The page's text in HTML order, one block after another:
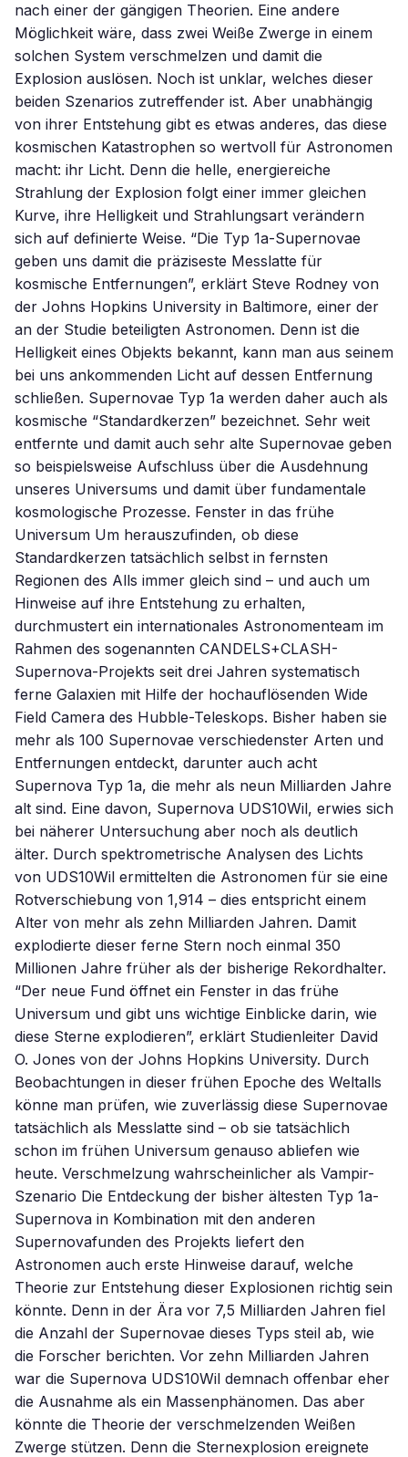
nach einer der gängigen Theorien. Eine andere
Möglichkeit wäre, dass zwei Weiße Zwerge in einem
solchen System verschmelzen und damit die
Explosion auslösen. Noch ist unklar, welches dieser
beiden Szenarios zutreffender ist. Aber unabhängig
von ihrer Entstehung gibt es etwas anderes, das diese
kosmischen Katastrophen so wertvoll für Astronomen
macht: ihr Licht. Denn die helle, energiereiche
Strahlung der Explosion folgt einer immer gleichen
Kurve, ihre Helligkeit und Strahlungsart verändern
sich auf definierte Weise. “Die Typ 1a-Supernovae
geben uns damit die präziseste Messlatte für
kosmische Entfernungen”, erklärt Steve Rodney von
der Johns Hopkins University in Baltimore, einer der
an der Studie beteiligten Astronomen. Denn ist die
Helligkeit eines Objekts bekannt, kann man aus seinem
bei uns ankommenden Licht auf dessen Entfernung
schließen. Supernovae Typ 1a werden daher auch als
kosmische “Standardkerzen” bezeichnet. Sehr weit
entfernte und damit auch sehr alte Supernovae geben
so beispielsweise Aufschluss über die Ausdehnung
unseres Universums und damit über fundamentale
kosmologische Prozesse. Fenster in das frühe
Universum Um herauszufinden, ob diese
Standardkerzen tatsächlich selbst in fernsten
Regionen des Alls immer gleich sind – und auch um
Hinweise auf ihre Entstehung zu erhalten,
durchmustert ein internationales Astronomenteam im
Rahmen des sogenannten CANDELS+CLASH-
Supernova-Projekts seit drei Jahren systematisch
ferne Galaxien mit Hilfe der hochauflösenden Wide
Field Camera des Hubble-Teleskops. Bisher haben sie
mehr als 100 Supernovae verschiedenster Arten und
Entfernungen entdeckt, darunter auch acht
Supernova Typ 1a, die mehr als neun Milliarden Jahre
alt sind. Eine davon, Supernova UDS10Wil, erwies sich
bei näherer Untersuchung aber noch als deutlich
älter. Durch spektrometrische Analysen des Lichts
von UDS10Wil ermittelten die Astronomen für sie eine
Rotverschiebung von 1,914 – dies entspricht einem
Alter von mehr als zehn Milliarden Jahren. Damit
explodierte dieser ferne Stern noch einmal 350
Millionen Jahre früher als der bisherige Rekordhalter.
“Der neue Fund öffnet ein Fenster in das frühe
Universum und gibt uns wichtige Einblicke darin, wie
diese Sterne explodieren”, erklärt Studienleiter David
O. Jones von der Johns Hopkins University. Durch
Beobachtungen in dieser frühen Epoche des Weltalls
könne man prüfen, wie zuverlässig diese Supernovae
tatsächlich als Messlatte sind – ob sie tatsächlich
schon im frühen Universum genauso abliefen wie
heute. Verschmelzung wahrscheinlicher als Vampir-
Szenario Die Entdeckung der bisher ältesten Typ 1a-
Supernova in Kombination mit den anderen
Supernovafunden des Projekts liefert den
Astronomen auch erste Hinweise darauf, welche
Theorie zur Entstehung dieser Explosionen richtig sein
könnte. Denn in der Ära vor 7,5 Milliarden Jahren fiel
die Anzahl der Supernovae dieses Typs steil ab, wie
die Forscher berichten. Vor zehn Milliarden Jahren
war die Supernova UDS10Wil demnach offenbar eher
die Ausnahme als ein Massenphänomen. Das aber
könnte die Theorie der verschmelzenden Weißen
Zwerge stützen. Denn die Sternexplosion ereignete